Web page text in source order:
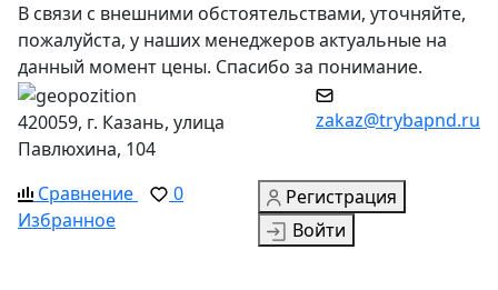
В связи с внешними обстоятельствами, уточняйте,
пожалуйста, у наших менеджеров актуальные на
данный момент цены. Спасибо за понимание.
420059, г. Казань, улица
Павлюхина, 104
zakaz@trybapnd.ru
Сравнение
0
Избранное
Регистрация
Войти